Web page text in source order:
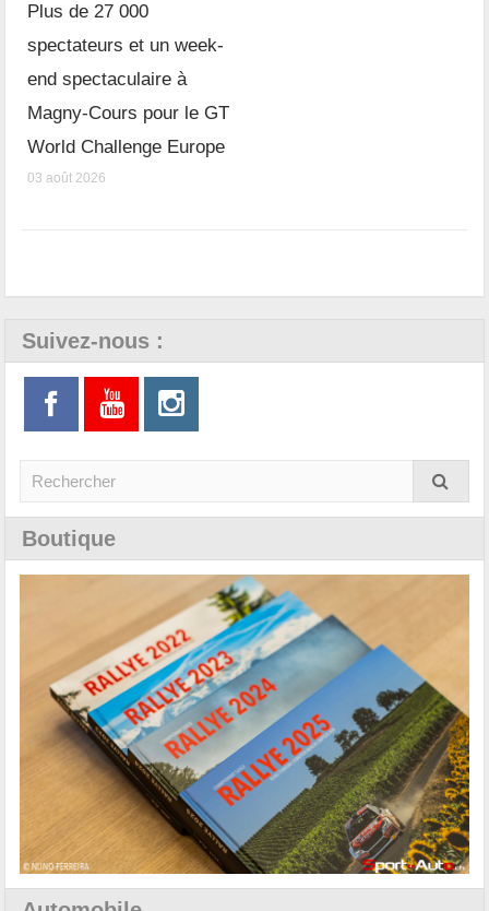
Plus de 27 000
spectateurs et un week-
end spectaculaire à
Magny-Cours pour le GT
World Challenge Europe
03 août 2026
Suivez-nous :
Boutique